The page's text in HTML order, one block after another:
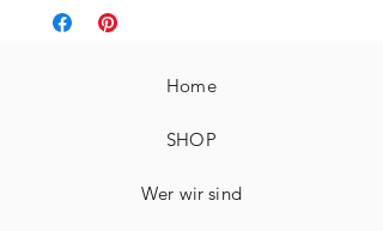
Home
SHOP
Wer wir sind